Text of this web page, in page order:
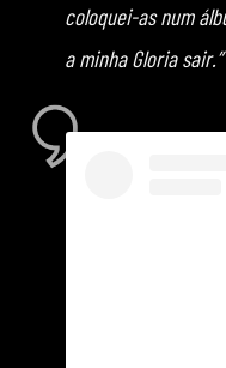
coloquei-as num
a minha Gloria sair.”